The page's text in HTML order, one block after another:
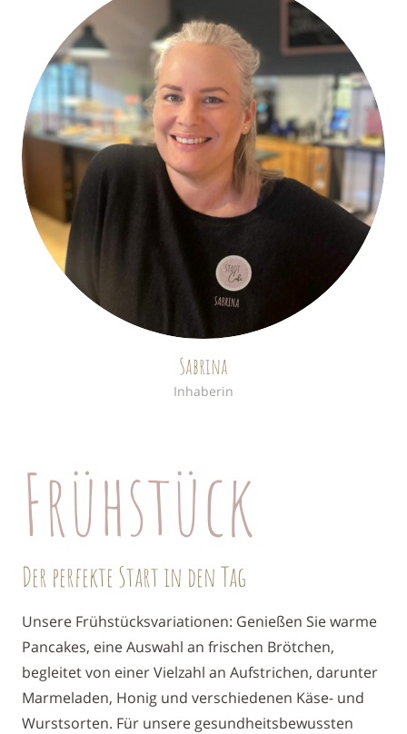
Sabrina
Inhaberin
Frühstück
Der perfekte Start in den Tag
Unsere Frühstücksvariationen: Genießen Sie warme
Pancakes, eine Auswahl an frischen Brötchen,
begleitet von einer Vielzahl an Aufstrichen, darunter
Marmeladen, Honig und verschiedenen Käse- und
Wurstsorten. Für unsere gesundheitsbewussten